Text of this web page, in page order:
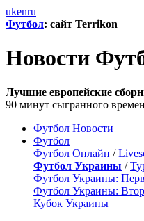
ukenru
Футбол: сайт Terrikon
Новости
Лучшие европейские
90 минут сыгранного
Футбол Новости
Футбол
Футбол Онлайн /
Футбол Украины /
Футбол Украины:
Футбол Украины:
Кубок Украины